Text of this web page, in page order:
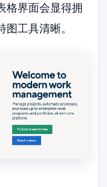
格界面会显得拥
工具清晰。